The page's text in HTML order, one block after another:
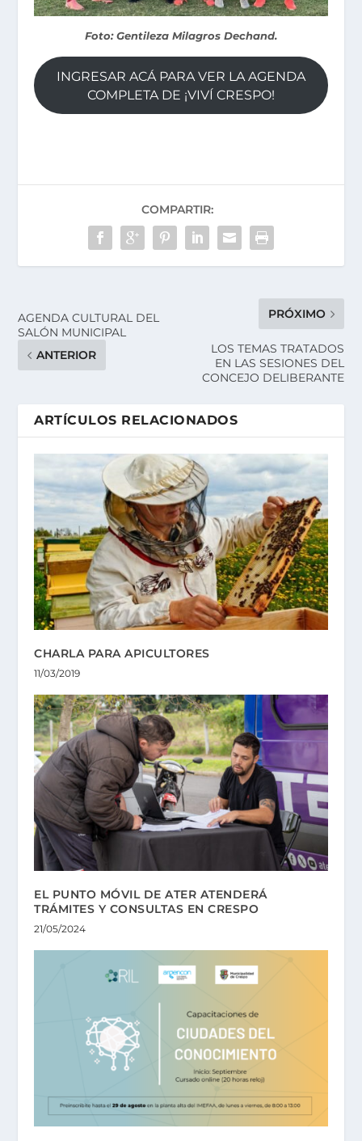
Foto: Gentileza Milagros Dechand.
INGRESAR ACÁ PARA VER LA AGENDA
COMPLETA DE ¡VIVÍ CRESPO!
COMPARTIR:
AGENDA CULTURAL DEL
SALÓN MUNICIPAL
ANTERIOR
PRÓXIMO
LOS TEMAS TRATADOS
EN LAS SESIONES DEL
CONCEJO DELIBERANTE
ARTÍCULOS RELACIONADOS
CHARLA PARA APICULTORES
11/03/2019
EL PUNTO MÓVIL DE ATER ATENDERÁ
TRÁMITES Y CONSULTAS EN CRESPO
21/05/2024